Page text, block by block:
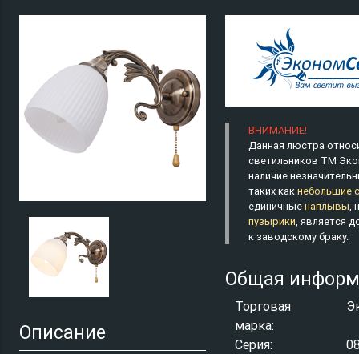
Описание
ВНИМАНИЕ!
Данная люстра
светильников ТМ
наличие
таких какнебольшие
единичныенаплывы,
пузырики, является
к заводскому браку.
Общая
Торговая
марка:
Серия: